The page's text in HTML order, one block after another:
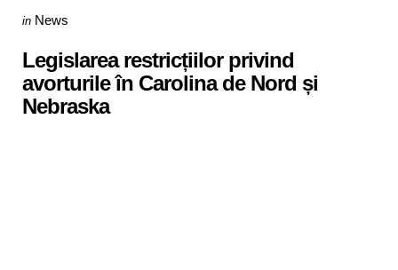
Categories
Posted
in News
Legislarea restricțiilor privind
avorturile în Carolina de Nord și
Nebraska